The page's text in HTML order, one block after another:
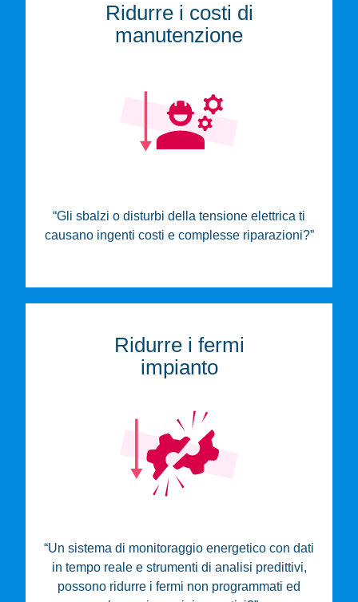
Ridurre i costi di
manutenzione
“Gli sbalzi o disturbi della tensione elettrica ti
causano ingenti costi e complesse riparazioni?”
Ridurre i fermi
impianto
“Un sistema di monitoraggio energetico con dati
in tempo reale e strumenti di analisi predittivi,
possono ridurre i fermi non programmati ed